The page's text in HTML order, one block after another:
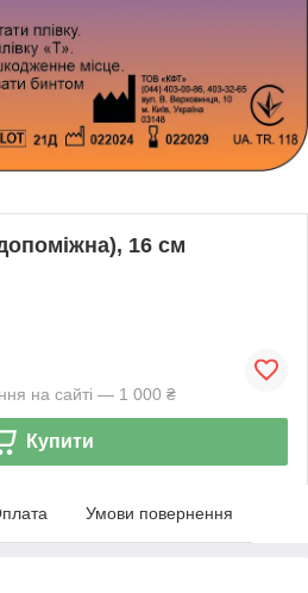
16 см
на сайті — 1 000 ₴
Купити
Умови повернення